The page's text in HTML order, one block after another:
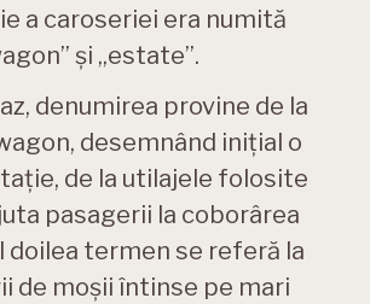
a caroseriei era numită
și „estate”.
denumirea provine de la
desemnând inițial o
de la utilajele folosite
pasagerii la coborârea
doilea termen se referă la
de moșii întinse pe mari